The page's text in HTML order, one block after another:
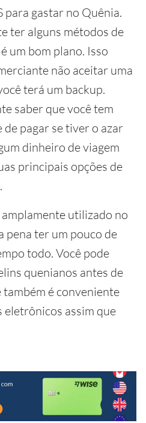
para gastar no Quênia.
ter alguns métodos de
um bom plano. Isso
não aceitar uma
terá um backup.
saber que você tem
pagar se tiver o azar
dinheiro de viagem
principais opções de
utilizado no
pena ter um pouco de
todo. Você pode
quenianos antes de
é conveniente
eletrônicos assim que